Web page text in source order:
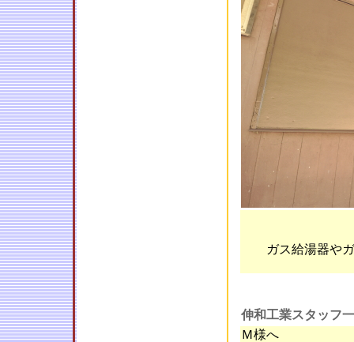
ガス給湯器や
伸和工業スタッフ
Ｍ様へ